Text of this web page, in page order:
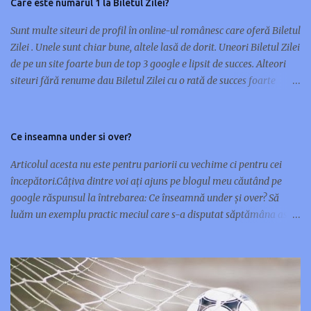
Care este numarul 1 la Biletul Zilei?
Sunt multe siteuri de profil în online-ul românesc care oferă Biletul
Zilei . Unele sunt chiar bune, altele lasă de dorit. Uneori Biletul Zilei
de pe un site foarte bun de top 3 google e lipsit de succes. Alteori
siteuri fără renume dau Biletul Zilei cu o rată de succes foarte
doar unul sau maxim două. Cu ocazia asta m-am gândit să scriu
www.pariusigur.com/p/biletul-zilei.html 2. www.biletulzilei.eu‎ 3.
www.pariuribonus.ro/biletul-zilei 4. www.biletulzilei.pariuri-x.ro
5. www.casapariurilor.net/biletul-zilei 6. www.biletul-zilei.net 7.
www.activsport.ro/biletul_zilei.php‎ 8.
siteuri care este, in opinia voastră, cel mai bun și s...
Ce inseamna under si over?
Articolul acesta nu este pentru pariorii cu vechime ci pentru cei
începători.Câțiva dintre voi ați ajuns pe blogul meu căutând pe
google răspunsul la întrebarea: Ce înseamnă under și over? Să
luăm un exemplu practic meciul care s-a disputat săptămâna asta
2,60. Meciul s-a terminat cu un scor egal dar cu goluri marcate, 1-1
final. Deși după cum s-a jucat și câte ocazii clare au fost de ambele
părți putea să iasă lejer overul. Over 2,5 goluri înseamnă că